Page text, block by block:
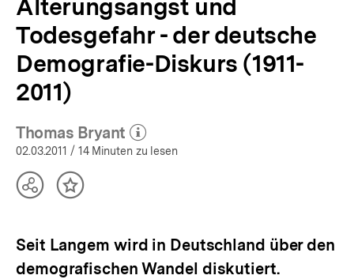
Alterungsangst und
Todesgefahr - der deutsche
Demografie-Diskurs (1911-
2011)
Thomas Bryant
(Mehr zum Autor)
öffnen
02.03.2011 / 14 Minuten zu lesen
TeilenInhalt
Seit Langem wird in Deutschland über den
demografischen Wandel diskutiert.